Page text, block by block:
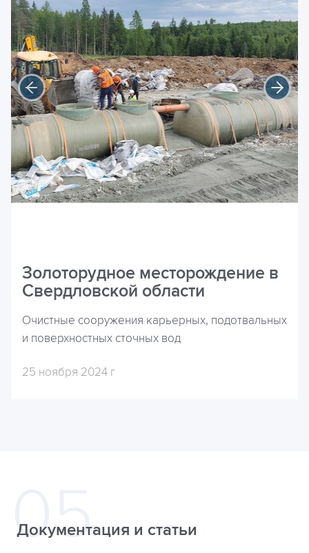
Золоторудное месторождение в
Свердловской области
Очистные сооружения карьерных, подотвальных
и поверхностных сточных вод
25 ноября 2024 г
Документация и статьи